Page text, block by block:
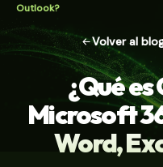
Outlook?
Volver al
¿Qué
Microsoft
Word,